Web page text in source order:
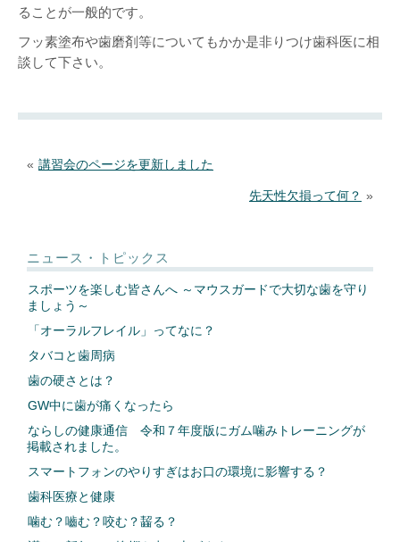
ることが一般的です。
フッ素塗布や歯磨剤等についてもかか是非りつけ歯科医に相
談して下さい。
« 講習会のページを更新しました
先天性欠損って何？ »
ニュース・トピックス
スポーツを楽しむ皆さんへ ～マウスガードで大切な歯を守り
ましょう～
「オーラルフレイル」ってなに？
タバコと歯周病
歯の硬さとは？
GW中に歯が痛くなったら
ならしの健康通信 令和７年度版にガム噛みトレーニングが
掲載されました。
スマートフォンのやりすぎはお口の環境に影響する？
歯科医療と健康
噛む？嚙む？咬む？齧る？